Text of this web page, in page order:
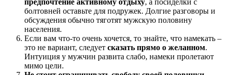
болтовней оставьте для подружек. Долгие разговоры и
обсуждения обычно тяготят мужскую половину
населения.
Если вам что-то очень хочется, то знайте, что намекать –
это не вариант, следует сказать прямо о желанном.
Интуиция у мужчин развита слабо, намеки пролетают
мимо цели.